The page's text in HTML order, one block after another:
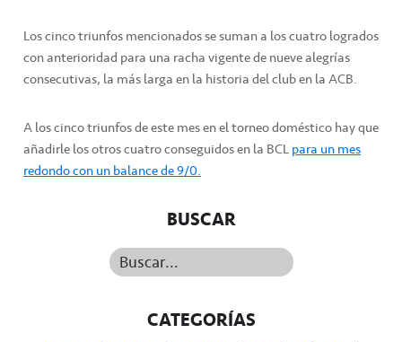
Los cinco triunfos mencionados se suman a los cuatro logrados
con anterioridad para una racha vigente de nueve alegrías
consecutivas, la más larga en la historia del club en la ACB.
A los cinco triunfos de este mes en el torneo doméstico hay que
añadirle los otros cuatro conseguidos en la BCLpara un mes
redondo con un balance de 9/0.
BUSCAR
Buscar...
CATEGORÍAS